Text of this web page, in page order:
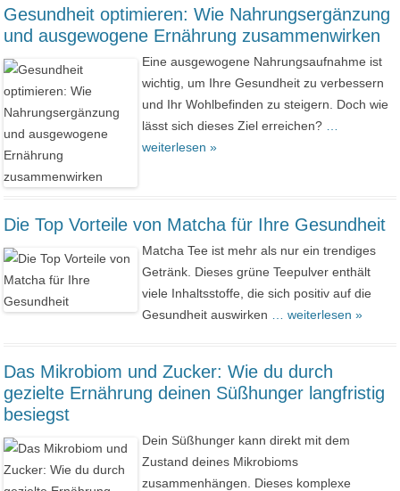
Gesundheit optimieren: Wie Nahrungsergänzung
und ausgewogene Ernährung zusammenwirken
Eine ausgewogene Nahrungsaufnahme ist
wichtig, um Ihre Gesundheit zu verbessern
und Ihr Wohlbefinden zu steigern. Doch wie
lässt sich dieses Ziel erreichen?
weiterlesen »
Die Top Vorteile von Matcha für Ihre Gesundheit
Matcha Tee ist mehr als nur ein trendiges
Getränk. Dieses grüne Teepulver enthält
viele Inhaltsstoffe, die sich positiv auf die
Gesundheit auswirken
… weiterlesen »
Das Mikrobiom und Zucker: Wie du durch
gezielte Ernährung deinen Süßhunger langfristig
besiegst
Dein Süßhunger kann direkt mit dem
Zustand deines Mikrobioms
zusammenhängen. Dieses komplexe